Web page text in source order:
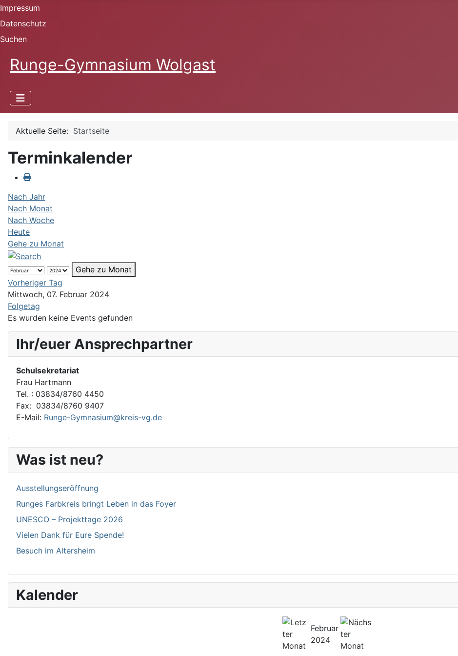
Impressum
Datenschutz
Suchen
Runge-Gymnasium Wolgast
Aktuelle Seite: Startseite
Terminkalender
Nach Jahr
Nach Monat
Nach Woche
Heute
Gehe zu Monat
Gehe zu Monat
Vorheriger Tag
Mittwoch, 07. Februar 2024
Folgetag
Es wurden keine Events gefunden
Ihr/euer Ansprechpartner
Schulsekretariat
Frau Hartmann
Tel. : 03834/8760 4450
Fax: 03834/8760 9407
E-Mail: Runge-Gymnasium@kreis-vg.de
Was ist neu?
Ausstellungseröffnung
Runges Farbkreis bringt Leben in das Foyer
UNESCO – Projekttage 2026
Vielen Dank für Eure Spende!
Besuch im Altersheim
Kalender
Februar
2024